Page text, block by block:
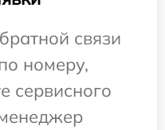
связи
номеру,
сервисного